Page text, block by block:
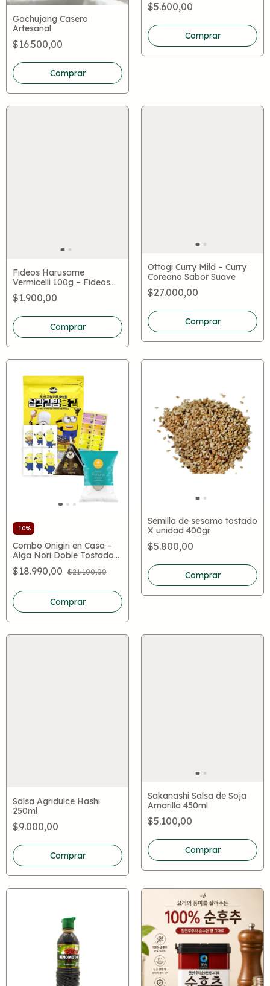
Gochujang Casero
Artesanal
$16.500,00
Comprar
$5.600,00
Comprar
Fideos Harusame
Vermicelli 100g – Fideos
de Almidón Transparentes
$1.900,00
Ottogi Curry Mild – Curry
Coreano Sabor Suave
$27.000,00
Comprar
-10%
Combo Onigiri en Casa –
Alga Nori Doble Tostado
x20 + Arroz Fortuna 0000
$18.990,00 $21.100,00
Semilla de sesamo tostado
X unidad 400gr
$5.800,00
Salsa Agridulce Hashi
250ml
$9.000,00
Sakanashi Salsa de Soja
Amarilla 450ml
$5.100,00